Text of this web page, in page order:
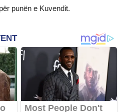
punën e Kuvendit.